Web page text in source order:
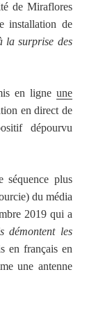
de Miraflores
installation de
la surprise des
en ligne une
en direct de
dépourvu
séquence plus
du média
2019 qui a
démontent les
en français en
une antenne